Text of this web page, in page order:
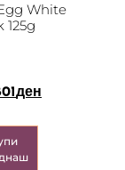
White
125g
ден